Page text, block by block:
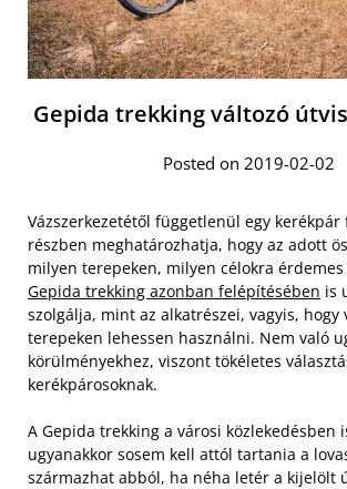
Gepida trekking változó
Posted on 2019-02-02
Vázszerkezetétől függetlenül egy kerékpár
részben meghatározhatja, hogy az adott
milyen terepeken, milyen célokra
Gepida trekking azonban felépítésében is
szolgálja, mint az alkatrészei, vagyis, hogy
terepeken lehessen használni. Nem való
körülményekhez, viszont tökéletes
kerékpárosoknak.
A Gepida trekking a városi közlekedésben
ugyanakkor sosem kell attól tartania a
származhat abból, ha néha letér a kijelölt